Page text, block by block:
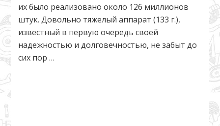
их было реализовано около 126 миллионов
штук. Довольно тяжелый аппарат (133 г.),
известный в первую очередь своей
надежностью и долговечностью, не забыт до
сих пор …